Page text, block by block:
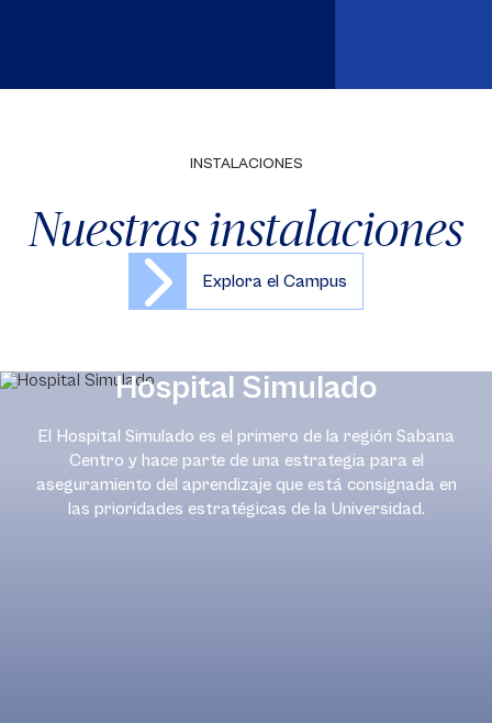
INSTALACIONES
Nuestras instalaciones
Explora el Campus
Hospital Simulado
El Hospital Simulado es el primero de la región Sabana
Centro y hace parte de una estrategia para el
aseguramiento del aprendizaje que está consignada en
las prioridades estratégicas de la Universidad.